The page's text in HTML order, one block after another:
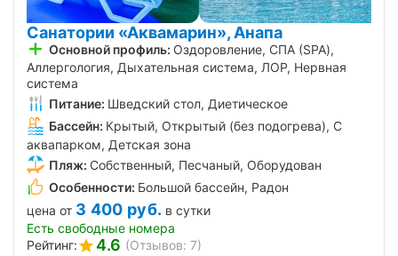
Санатории «Аквамарин», Анапа
Основной профиль: Оздоровление, СПА (SPA),
Аллергология, Дыхательная система, ЛОР, Нервная
система
Питание: Шведский стол, Диетическое
Бассейн: Крытый, Открытый (без подогрева), С
аквапарком, Детская зона
Пляж: Собственный, Песчаный, Оборудован
Особенности: Большой бассейн, Радон
цена от 3 400 руб. в сутки
Есть свободные номера
Рейтинг:
4.6 (Отзывов: 7)